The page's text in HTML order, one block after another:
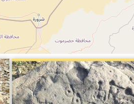
محمد ناصری فرد